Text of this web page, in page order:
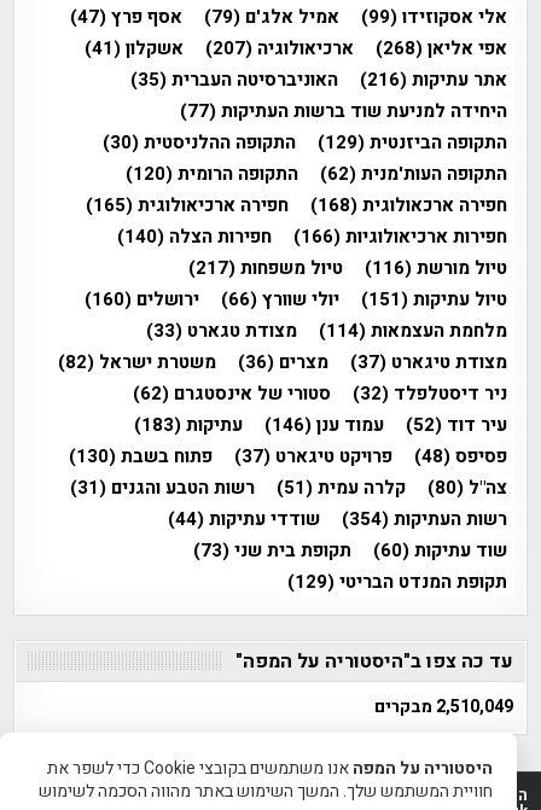
אלי אסקוזידו(99) אמיל אלג'ם (79) אסף פרץ(47)
אפי אליאן(268) ארכיאולוגיה (207) אשקלון(41)
אתר עתיקות(216) האוניברסיטה העברית(35)
היחידה למניעת שוד ברשות העתיקות(77)
התקופה הביזנטית(129) התקופה ההלניסטית(30)
התקופה העות'מנית(62) התקופה הרומית(120)
חפירה ארכאולוגית(168) חפירה ארכיאולוגית(165)
חפירות ארכיאולוגיות(166) חפירות הצלה (140)
טיול מורשת(116) טיול משפחות(217)
טיול עתיקות(151) יולי שוורץ(66) ירושלים (160)
מלחמת העצמאות(114) מצודת טגארט (33)
מצודת טיגארט (37) מצרים (36) משטרת ישראל (82)
ניר דיסטלפלד (32) סטורי של אינסטגרם (62)
עיר דוד (52) עמוד ענן(146) עתיקות(183)
פסיפס(48) פרויקט טיגארט (37) פתוח בשבת(130)
צה"ל (80) קלרה עמית(51) רשות הטבע והגנים (31)
רשות העתיקות(354) שודדי עתיקות(44)
שוד עתיקות(60) תקופת בית שני(73)
תקופת המנדט הבריטי(129)
עד כה צפו ב"היסטוריה על המפה"
2,510,049 מבקרים
היסטוריה על המפה 2011-2026 | פרוייקט טיגארט 2012-2026|
היסטוריה על המפה
אנו משתמשים בקובצי Cookie כדי לשפר את
חוויית המשתמש שלך. המשך השימוש באתר מהווה הסכמה לשימוש